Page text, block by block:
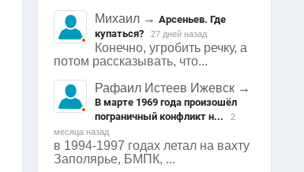
Михаил →Арсеньев. Где
купаться?
27 дней назад
Конечно, угробить речку, а
потом рассказывать, что...
Рафаил Истеев Ижевск →
В марте 1969 года произошёл
пограничный конфликт н...
2
месяца назад
в 1994-1997 годах летал на вахту
Заполярье, БМПК, ...